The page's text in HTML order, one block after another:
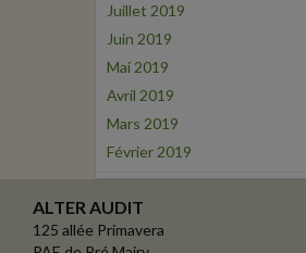
Juillet 2019
Juin 2019
Mai 2019
Avril 2019
Mars 2019
Février 2019
ALTER AUDIT
125 allée Primavera